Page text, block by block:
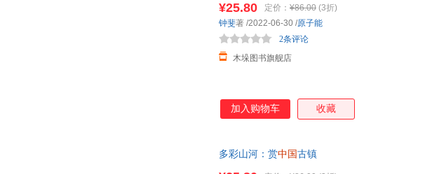
¥25.80 定价： ¥86.00 (3折)
木垛图书旗舰店
2条评论
钟斐著 /2022-06-30 /原子能
加入购物车 收藏
多彩山河：赏中国 古镇